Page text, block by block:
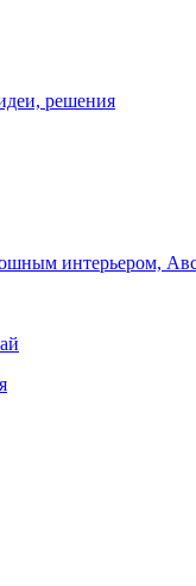
решения
интерьером,